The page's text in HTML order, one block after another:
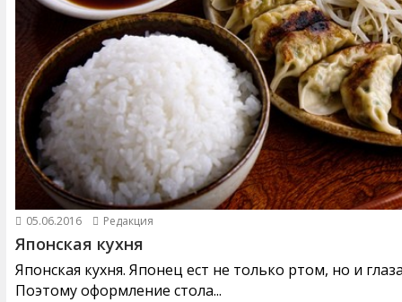
05.06.2016 Редакция
Японская кухня
Японская кухня. Японец ест не только ртом, но и
Поэтому оформление стола...